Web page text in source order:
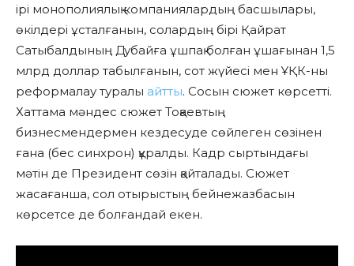
ірі монополиялық компаниялардың басшылары,
өкілдері ұсталғанын, солардың бірі Қайрат
Сатыбалдының Дубайға ұшпақ болған ұшағынан 1,5
млрд доллар табылғанын, сот жүйесі мен ҰҚК-ны
реформалау туралы айтты. Сосын сюжет көрсетті.
Хаттама мәндес сюжет Тоқаевтың
бизнесмендермен кездесуде сөйлеген сөзінен
ғана (бес синхрон) құралды. Кадр сыртындағы
мәтін де Президент сөзін қайталады. Сюжет
жасағанша, сол отырыстың бейнежазбасын
көрсетсе де болғандай екен.